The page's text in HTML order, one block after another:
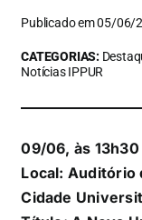
Publicado em 05/06/
CATEGORIAS:
Notícias IPPUR
09/06, às 13h30
Local: Auditório
Cidade